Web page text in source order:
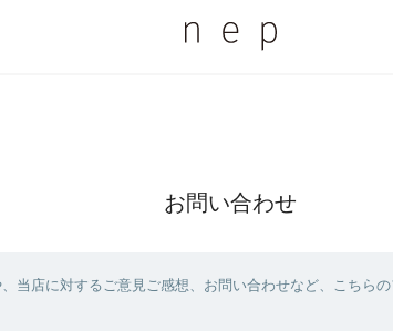
お問い合わせ
当店に対するご意見ご感想、お問い合わせなど、こちら